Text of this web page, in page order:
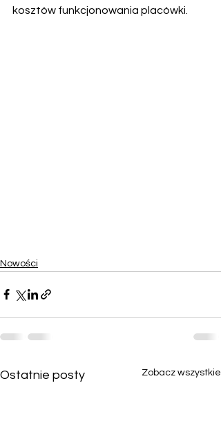
kosztów funkcjonowania placówki.
Nowości
Ostatnie posty Zobacz wszystkie